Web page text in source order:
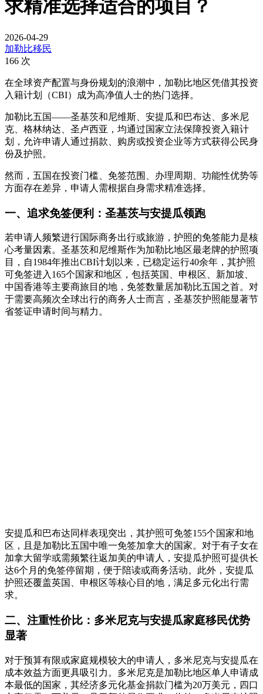
求精准选择适合的项目？
2026-04-29
加勒比移民
166 次
在全球资产配置与身份规划的浪潮中，加勒比地区凭借其投资
入籍计划（CBI）成为高净值人士的热门选择。
加勒比五国——圣基茨和尼维斯、安提瓜和巴布达、多米尼
克、格林纳达、圣卢西亚，均通过国家立法保障投资入籍计
划，允许申请人通过捐款、购房或投资企业等方式获得公民身
份及护照。
然而，五国在投资门槛、免签范围、办理周期、功能性优势等
方面存在差异，申请人需根据自身需求精准选择。
一、追求免签便利：圣基茨与安提瓜领跑
若申请人频繁进行国际商务出行或旅游，护照的免签能力是核
心考量因素。圣基茨和尼维斯作为加勒比地区最老牌的护照项
目，自1984年推出CBI计划以来，已稳定运行40余年，其护照
可免签进入165个国家和地区，包括英国、申根区、新加坡、
中国香港等主要商旅目的地，免签数量居加勒比五国之首。对
于需要高频次全球出行的商务人士而言，圣基茨护照能显著节
省签证申请时间与精力。
安提瓜和巴布达同样表现突出，其护照可免签155个国家和地
区，且是加勒比五国中唯一免签加拿大的国家。对于有子女在
加拿大留学或需频繁往返加美的申请人，安提瓜护照可提供长
达6个月的免签停留期，便于陪读或商务活动。此外，安提瓜
护照还覆盖英国、申根区等核心目的地，满足多元化出行需
求。
二、注重性价比：多米尼克与安提瓜家庭移民优势
显著
对于预算有限或家庭规模较大的申请人，多米尼克与安提瓜在
成本效益方面更具吸引力。多米尼克是加勒比地区单人申请成
本最低的国家，其经济多元化基金捐款门槛为20万美元，四口